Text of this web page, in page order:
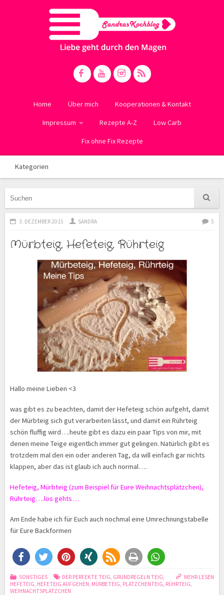
Home Über mich Kooperationen & Kontakt
Impressum Rezepte A-Z Low Carb
Fix ohne Fix Rezepte
Kategorien
3. DEZEMBER 2015 SANDRA 5
Mürbteig, Hefeteig, Rührteig
Hallo meine Lieben <3
was gibt es zu beachten, damit der Hefeteig schön aufgeht, damit
der Mürbteig sich gut verarbeiten lässt, und damit ein Rührteig
schön fluffig wird….heute gibt es dazu ein paar Tips von mir, mit
denen meine Teige eigentlich immer gut gelingen. Natürlich gibt es
trotzdem mal den ein oder anderen Tag, da will einfach gar nichts
klappen, aber das ist glaub ich auch normal….
Hefeteig, Mürbteig (zum Beispiel für Eure Weihnachtsplätzchen),
Rührteig….los gehts…
Am Ende habe ich für Euch auch nochmal eine Umrechnungstabelle
für Eure Backformen
MEHR LESEN
SONSTIGES DER PERFEKTE TEIG, GRUNDREGELN TEIG,
HEFETEIG, HEFETEIG AUFGEHEN, MÜRBETEIG, PLÄTZCHENTEIG, RÜHRTEIG,
WEIHNACHTSPLÄTZCHEN